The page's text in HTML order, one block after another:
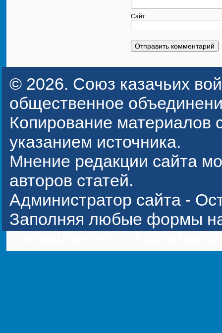
Сайт
© 2026. Союз казачьих
общественное
Копирование материалов
указанием источника.
Мнение редакции сайта
авторов статей.
Администратор сайта -
Заполняя любые формы